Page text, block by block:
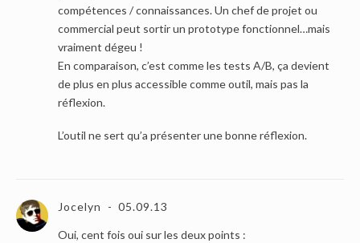
compétences / connaissances. Un chef de projet ou
commercial peut sortir un prototype fonctionnel…mais
vraiment dégeu !
En comparaison, c’est comme les tests A/B, ça devient
de plus en plus accessible comme outil, mais pas la
réflexion.
L’outil ne sert qu’a présenter une bonne réflexion.
Jocelyn 05.09.13
Oui, cent fois oui sur les deux points :